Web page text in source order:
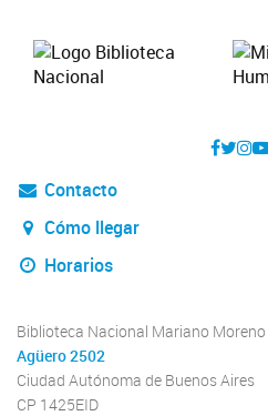
Contacto
Cómo llegar
Horarios
Biblioteca Nacional Mariano
Agüero 2502
Ciudad Autónoma de Buenos Aires
CP 1425EID